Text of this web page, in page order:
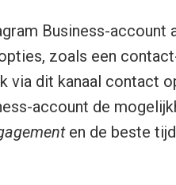
Business-account
zoals een
via dit kanaal contact
account de
en de beste